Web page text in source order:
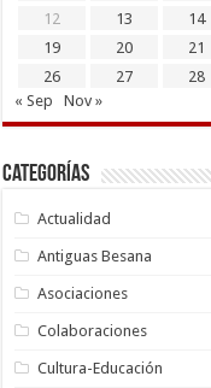
12
13 14
19
20 21
26
27 28
« Sep
Nov »
Categorías
Actualidad
Antiguas Besana
Asociaciones
Colaboraciones
Cultura-Educación